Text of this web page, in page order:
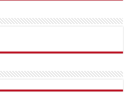
TipobetMatadorbetMariobet